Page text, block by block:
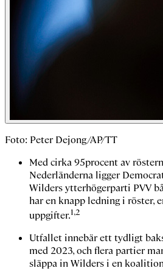
Foto: Peter Dejong/AP/TT
Med cirka 95procent av
Nederländerna ligger
Wilders ytterhögerparti PVV
har en knapp ledning i röster,
uppgifter.1,2
Utfallet innebär ett tydligt
med 2023, och flera partier
släppa in Wilders i en